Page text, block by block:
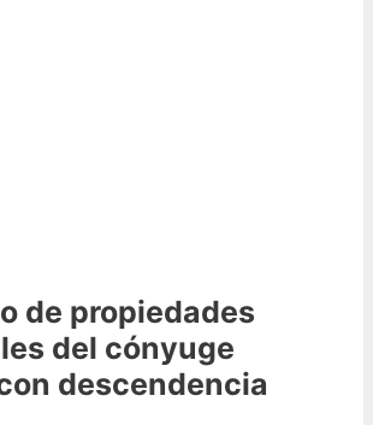
de propiedades
del cónyuge
descendencia